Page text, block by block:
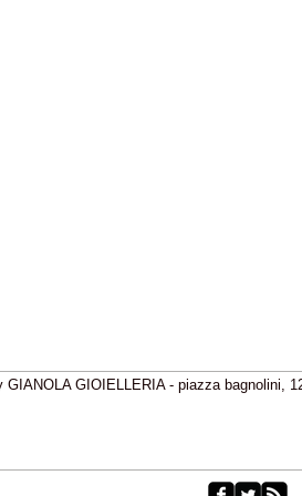
GIANOLA GIOIELLERIA - piazza bagnolini,